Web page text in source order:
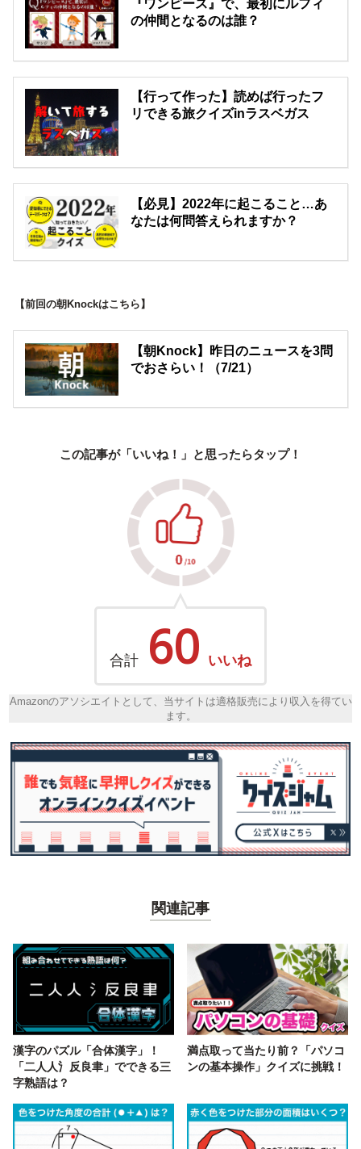
『ワンピース』で、最初にルフィ
の仲間となるのは誰？
【行って作った】読めば行ったフ
リできる旅クイズinラスベガス
【必見】2022年に起こること…あ
なたは何問答えられますか？
【前回の朝Knockはこちら】
【朝Knock】昨日のニュースを3問
でおさらい！（7/21）
この記事が「いいね！」と思ったらタップ！
合計 60 いいね
Amazonのアソシエイトとして、当サイトは適格販売により収入を得てい
ます。
関連記事
漢字のパズル「合体漢字」！
「二人人氵反良聿」でできる三
字熟語は？
満点取って当たり前？「パソコ
ンの基本操作」クイズに挑戦！